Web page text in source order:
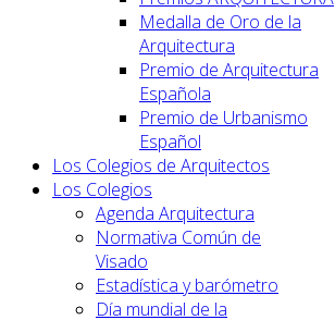
Medalla de Oro de la
Arquitectura
Premio de Arquitectura
Española
Premio de Urbanismo
Español
Los Colegios de Arquitectos
Los Colegios
Agenda Arquitectura
Normativa Común de
Visado
Estadística y barómetro
Día mundial de la